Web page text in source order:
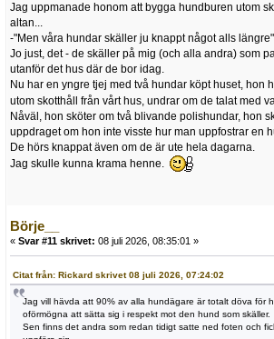
Jag uppmanade honom att bygga hundburen utom
altan...
-"Men våra hundar skäller ju knappt något alls
Jo just, det - de skäller på mig (och alla andra) som
utanför det hus där de bor idag.
Nu har en yngre tjej med två hundar köpt huset, hon
utom skotthåll från vårt hus, undrar om de talat med
Nåväl, hon sköter om två blivande polishundar, hon
uppdraget om hon inte visste hur man uppfostrar en
De hörs knappat även om de är ute hela dagarna.
Jag skulle kunna krama henne.
Börje__
« Svar #11 skrivet: 08 juli 2026, 08:35:01 »
Citat från: Rickard skrivet 08 juli 2026, 07:24:02
Jag vill hävda att 90% av alla hundägare är totalt döva för
oförmögna att sätta sig i respekt mot den hund som skäller.
Sen finns det andra som redan tidigt satte ned foten och